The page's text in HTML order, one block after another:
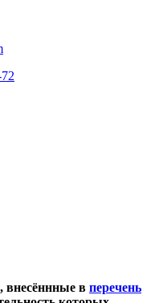
внесённные в перечень